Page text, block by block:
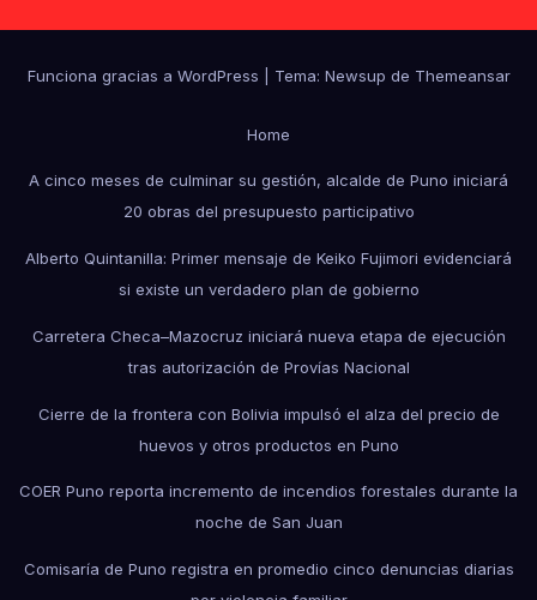
Funciona gracias a WordPress Tema: Newsup de Themeansar
Home
A cinco meses de culminar su gestión, alcalde de Puno iniciará
20 obras del presupuesto participativo
Alberto Quintanilla: Primer mensaje de Keiko Fujimori evidenciará
si existe un verdadero plan de gobierno
Carretera Checa–Mazocruz iniciará nueva etapa de ejecución
tras autorización de Provías Nacional
Cierre de la frontera con Bolivia impulsó el alza del precio de
huevos y otros productos en Puno
COER Puno reporta incremento de incendios forestales durante la
noche de San Juan
Comisaría de Puno registra en promedio cinco denuncias diarias